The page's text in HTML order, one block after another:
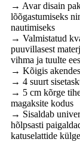
→ Avar disain
lõõgastumiseks
nautimiseks
→ Valmistatud
puuvillasest
vihma ja tuulte
→ Kõigis
→ 4 suurt
→ 5 cm kõrge
magaksite kodus
→ Sisaldab
hõlpsasti
katuselattide külge